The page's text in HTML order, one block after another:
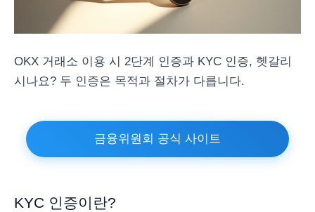
OKX 거래소 이용 시 2단계 인증과 KYC 인증, 헷갈리
시나요? 두 인증은 목적과 절차가 다릅니다.
금융위원회 공식 사이트
KYC 인증이란?